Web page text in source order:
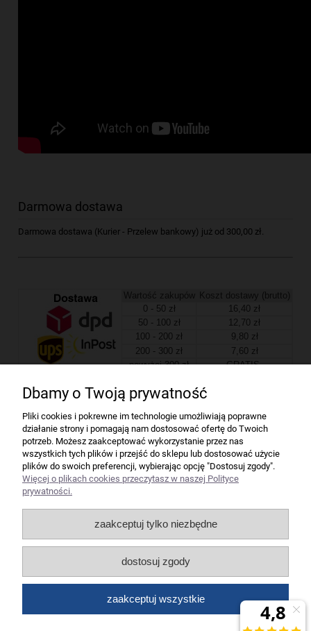
Darmowa dostawa
Darmowa dostawa (Kurier - Przelew bankowy) już od 300,00 zł.
Wartość zakupów
Koszt dostawy (brutto)
0 - 50 zł
16,40 zł
50 - 100 zł
12,70 zł
100 - 200 zł
9,80 zł
200 - 300 zł
7,60 zł
powyżej 300 zł
GRATIS
Firma
Bindownice wg producentów
Niszczarki wg producentów
Liczarki pieniędzy
Wszelkie prawa zastrzeżone dla artykuły biurowe Koneser.
Dbamy o Twoją prywatność
Pliki cookies i pokrewne im technologie umożliwiają poprawne
działanie strony i pomagają nam dostosować ofertę do Twoich
potrzeb. Możesz zaakceptować wykorzystanie przez nas
wszystkich tych plików i przejść do sklepu lub dostosować użycie
plików do swoich preferencji, wybierając opcję "Dostosuj zgody".
Więcej o plikach cookies przeczytasz w naszej Polityce
prywatności.
zaakceptuj tylko niezbędne
dostosuj zgody
zaakceptuj wszystkie